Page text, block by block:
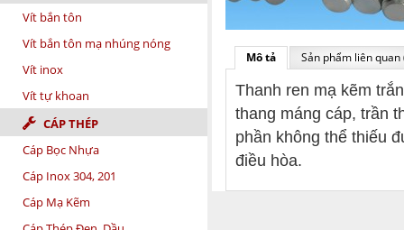
Vít bắn tôn
Vít bắn tôn mạ nhúng nóng
Vít inox
Vít tự khoan
CÁP THÉP
Cáp Bọc Nhựa
Cáp Inox 304, 201
Cáp Mạ Kẽm
Mô tả Sản phẩm liên quan
Thanh ren mạ kẽm
thang máng cáp, trần
phần không thể thiếu
điều hòa.